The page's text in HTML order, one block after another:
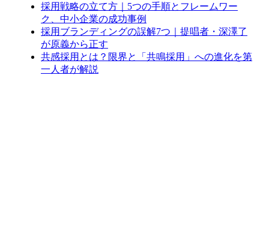
採用戦略の立て方｜5つの手順とフレームワー
ク、中小企業の成功事例
採用ブランディングの誤解7つ｜提唱者・深澤了
が原義から正す
共感採用とは？限界と「共鳴採用」への進化を第
一人者が解説